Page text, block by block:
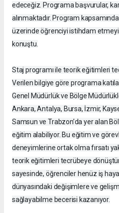
edeceğiz. Programa başvurular,
alınmaktadır. Program
üzerinde öğrenciyi istihdam
konuştu.
Staj programı ile teorik eğitimleri
Verilen bilgiye göre programa
Genel Müdürlük ve Bölge
Ankara, Antalya, Bursa, İzmir,
Samsun ve Trabzon’da yer alan
eğitim alabiliyor. Bu eğitim ve
deneyimlerine ortak olma fırsatı
teorik eğitimleri tecrübeye
sayesinde, öğrenciler henüz iş
dünyasındaki değişimlere ve
sağlayabilme becerisi kazanıyor.